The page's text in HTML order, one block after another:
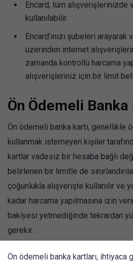
Encard, tüm
kullanılabilir.
Encard’ınızı şubeleri
üzerinden internet
zamanda kontrollü harcama
alışverişleriniz için bir limit
Ön Ödemeli Banka
Ön ödemeli banka kartı, genellikle
kullanmak istemeyen kişiler
kartlar vadesiz bir hesaba bağlı
belirlenen bir limitle de
çoğunlukla alışverişte kullanılır ve
kadar harcama yapılmasına izin
bakiyesi yetmediğinde tekrardan
gerekir.
Ön ödemeli banka kartları, ihtiyaca